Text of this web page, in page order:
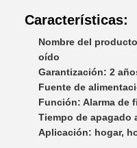
Características:
Nombre del
oído
Garantización: 2
Fuente de
Función: Alarma de
Tiempo de apagado
Aplicación: hogar,